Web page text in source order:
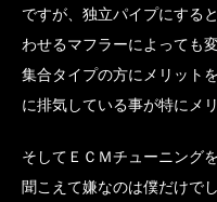
ですが、独立パイプにする
わせるマフラーによっても
集合タイプの方にメリット
に排気している事が特にメ
そしてＥＣＭチューニング
聞こえて嫌なのは僕だけで